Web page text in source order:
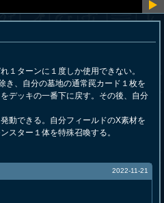
ターンに１度しか使用できない。
、自分の墓地の通常罠カード１枚を
デッキの一番下に戻す。その後、自分
動できる。自分フィールドのX素材を
スター１体を特殊召喚する。
2022-11-21